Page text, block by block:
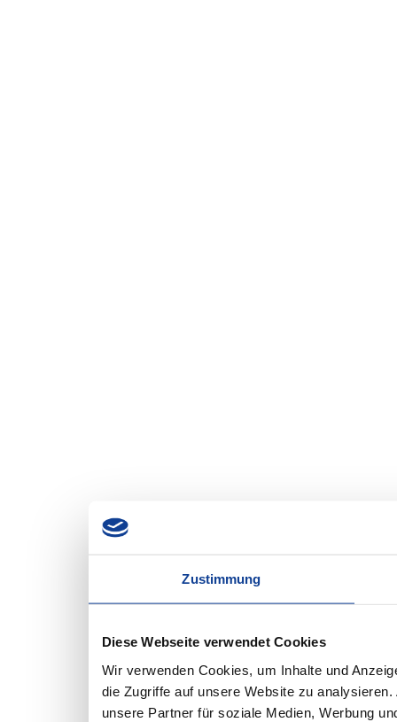
Zustimmung
Diese Webseite verwendet Cookies
Wir verwenden Cookies, um Inhalte und
die Zugriffe auf unsere Website zu
unsere Partner für soziale Medien, Werbung